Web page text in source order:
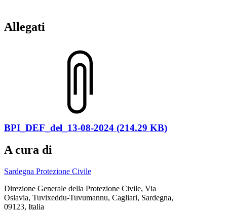
Allegati
BPI_DEF_del_13-08-2024 (214.29 KB)
A cura di
Sardegna Protezione Civile
Direzione Generale della Protezione Civile, Via
Oslavia, Tuvixeddu-Tuvumannu, Cagliari, Sardegna,
09123, Italia